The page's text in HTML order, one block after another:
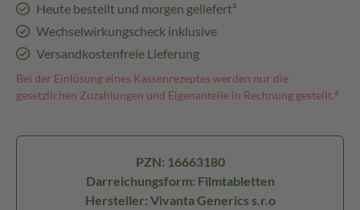
Heute bestellt und morgen geliefert³
Wechselwirkungscheck inklusive
Versandkostenfreie Lieferung
Bei der Einlösung eines Kassenrezeptes werden nur die
gesetzlichen Zuzahlungen und Eigenanteile in Rechnung gestellt.⁴
PZN: 16663180
Darreichungsform: Filmtabletten
Hersteller: Vivanta Generics s.r.o